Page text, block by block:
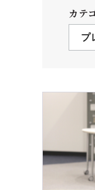
３Dパノラマ
プレスリリー
取材・撮影依
メディア出演
刊行物
大学紹介動画
カテ
プ